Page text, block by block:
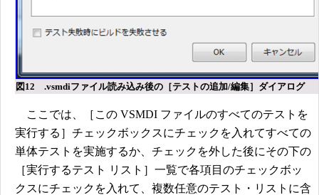
図12 .vsmdiファイル読み込み後の［テストの追加/編集］ダイアログ
ここでは、［この VSMDI ファイルのすべてのテストを
実行する］チェックボックスにチェックを入れてすべての
単体テストを実施するか、チェックを外した後にその下の
［実行するテスト リスト］一覧で各項目のチェックボッ
クスにチェックを入れて、複数任意のテスト・リストに含